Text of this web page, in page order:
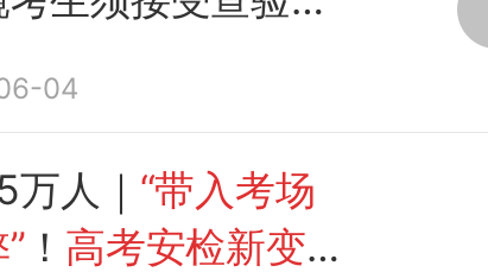
新 闻）
04
人｜ “带入考场
！ 高考安检新变